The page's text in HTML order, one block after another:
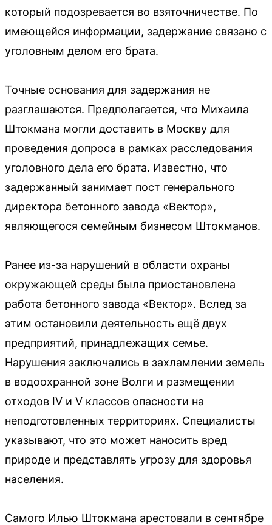
который подозревается во взяточничестве. По
имеющейся информации, задержание связано с
уголовным делом его брата.
Точные основания для задержания не
разглашаются. Предполагается, что Михаила
Штокмана могли доставить в Москву для
проведения допроса в рамках расследования
уголовного дела его брата. Известно, что
задержанный занимает пост генерального
директора бетонного завода «Вектор»,
являющегося семейным бизнесом Штокманов.
Ранее из-за нарушений в области охраны
окружающей среды была приостановлена
работа бетонного завода «Вектор». Вслед за
этим остановили деятельность ещё двух
предприятий, принадлежащих семье.
Нарушения заключались в захламлении земель
в водоохранной зоне Волги и размещении
отходов IV и V классов опасности на
неподготовленных территориях. Специалисты
указывают, что это может наносить вред
природе и представлять угрозу для здоровья
населения.
Самого Илью Штокмана арестовали в сентябре